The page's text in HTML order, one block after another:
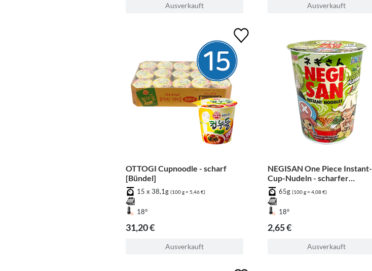
Ausverkauft Ausverkauft
OTTOGI Cupnoodle - scharf
[Bündel]
15 x 38,1g (100 g = 5,46 €)
18°
31,20 €
Ausverkauft
NEGISAN One Piece Instant-
Cup-Nudeln - scharfer
Gemüsegeschmack
65g (100 g = 4,08 €)
18°
2,65 €
Ausverkauft